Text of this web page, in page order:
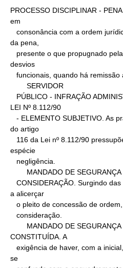
PROCESSO DISCIPLINAR -
em
da pena,
desvios
LEI Nº 8.112/90
do artigo
espécie
a alicerçar
CONSTITUÍDA. A
se